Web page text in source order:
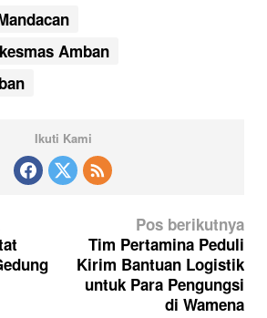
Amban
Ikuti Kami
Pos berikutnya
Tim Pertamina Peduli
Kirim Bantuan Logistik
untuk Para Pengungsi
di Wamena